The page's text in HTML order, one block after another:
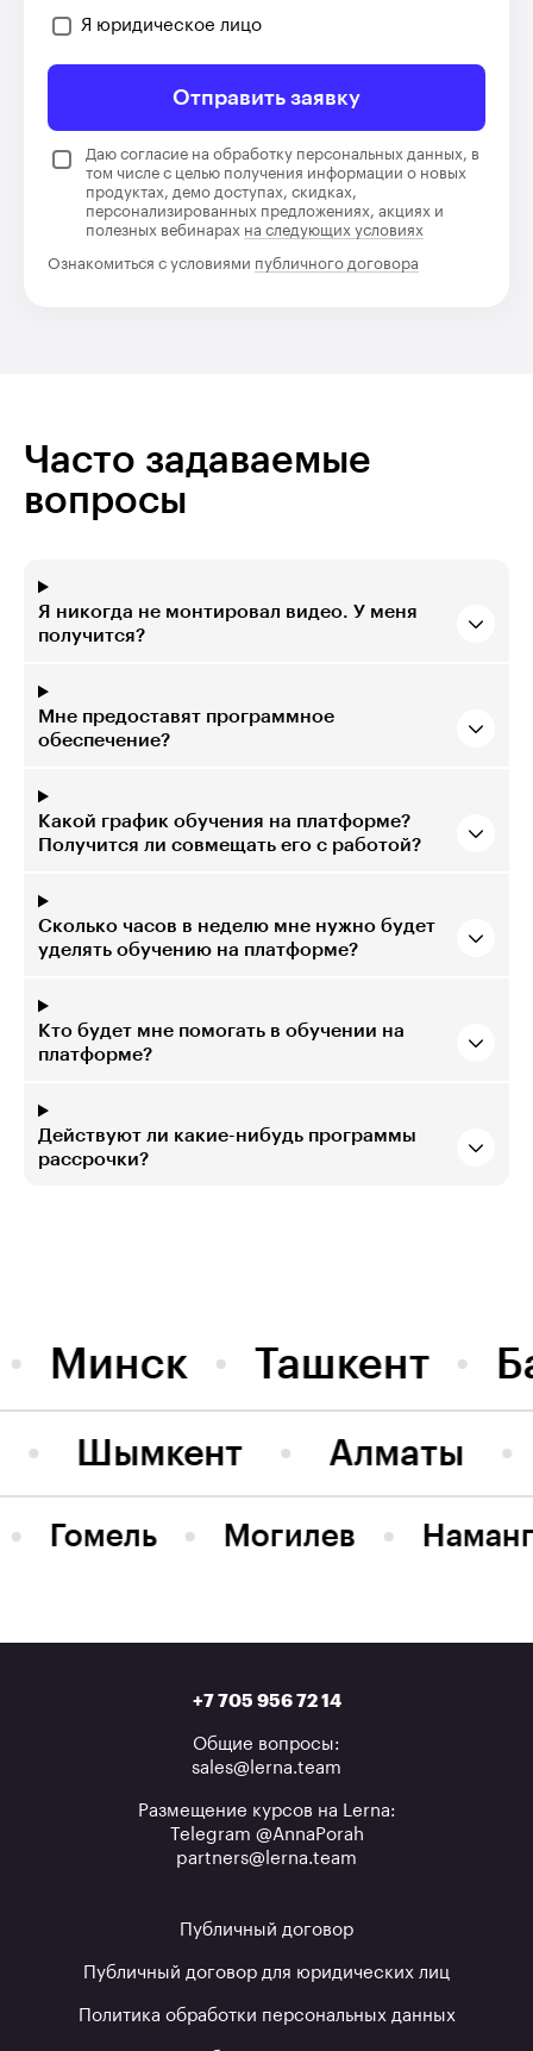
Я юридическое лицо
Отправить заявку
Даю согласие на обработку персональных данных, в
том числе с целью получения информации о новых
продуктах, демо доступах, скидках,
персонализированных предложениях, акциях и
полезных вебинарах на следующих условиях
Ознакомиться с условиями публичного договора
Часто задаваемые
вопросы
Я никогда не монтировал видео. У меня
получится?
Мне предоставят программное
обеспечение?
Какой график обучения на платформе?
Получится ли совмещать его с работой?
Сколько часов в неделю мне нужно будет
уделять обучению на платформе?
Кто будет мне помогать в обучении на
платформе?
Действуют ли какие-нибудь программы
рассрочки?
Минск Ташкент
Алматы
Шымкент
Гомель Могилев
+7 705 956 72 14
Общие вопросы:
sales@lerna.team
Размещение курсов на Lerna:
Telegram @AnnaPorah
partners@lerna.team
Публичный договор
Публичный договор для юридических лиц
Политика обработки персональных данных